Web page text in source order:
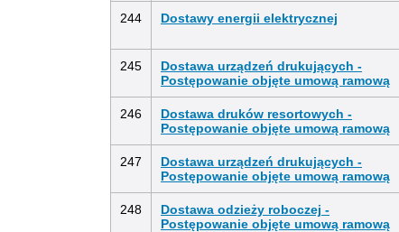
244 Dostawy energii elektrycznej
245
Dostawa urządzeń drukujących -
Postępowanie objęte umową ramową
246
Dostawa druków resortowych -
Postępowanie objęte umową ramową
247
Dostawa urządzeń drukujących -
Postępowanie objęte umową ramową
248
Dostawa odzieży roboczej -
Postępowanie objęte umową ramową